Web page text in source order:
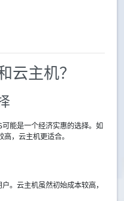
云主机？
能是一个经济实惠的选择。如
，云主机更适合。
。云主机虽然初始成本较高，